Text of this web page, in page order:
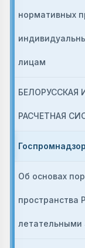
нормативных
лицам
БЕЛОРУССКАЯ
РАСЧЕТНАЯ
Об основах
пространства
летательными